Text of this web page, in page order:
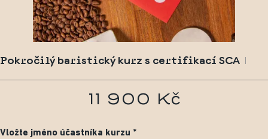
Pokročilý baristický kurz s certifikací SCA
11 900 Kč
Vložte jméno účastníka kurzu